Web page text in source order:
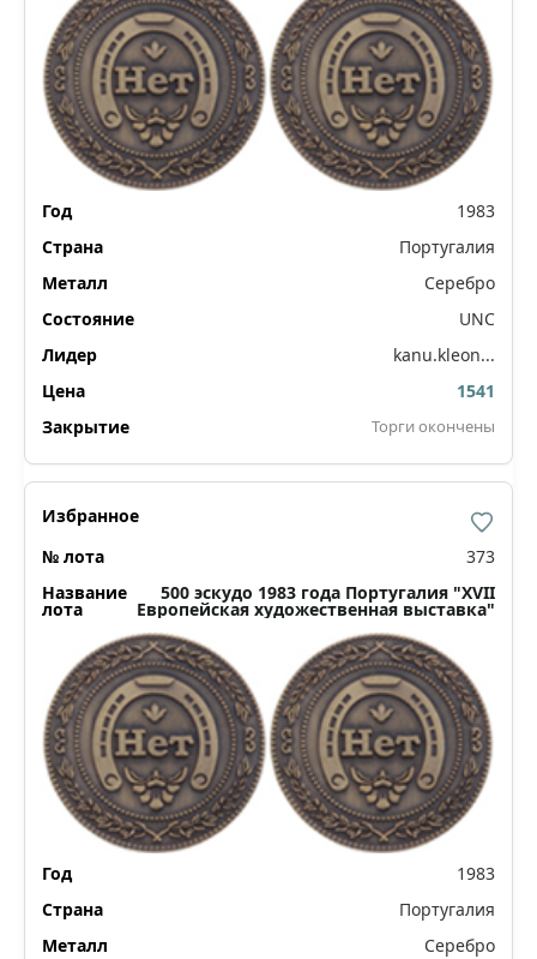
1983
Португалия
Серебро
UNC
kanu.kleon...
1541
Торги окончены
373
500 эскудо 1983 года Португалия "XVII
Европейская художественная выставка"
1983
Португалия
Серебро